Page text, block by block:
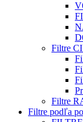
Filtre
Filtre
Filtre podľa